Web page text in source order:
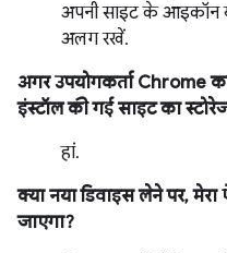
अपनी साइट के आइकॉन
अलग रखें.
अगर उपयोगकर्ता Chrome का
इंस्टॉल की गई साइट का
हां.
क्या नया डिवाइस लेने पर,
जाएगा?